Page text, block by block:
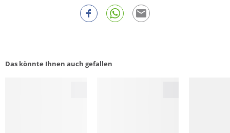
Das könnte Ihnen auch gefallen